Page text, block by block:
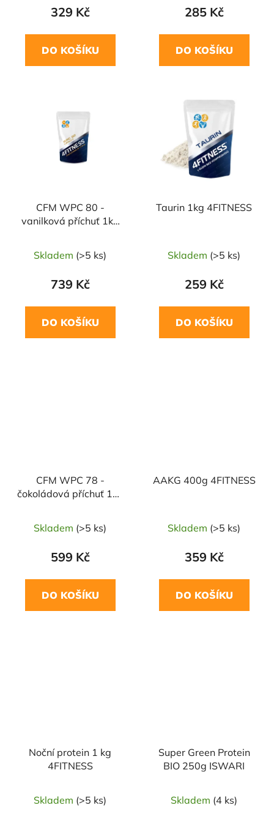
329 Kč
DO KOŠÍKU
285 Kč
DO KOŠÍKU
CFM WPC 80 -
vanilková příchuť 1kg
Skladem (>5 ks)
739 Kč
DO KOŠÍKU
Taurin 1kg 4FITNESS
Skladem (>5 ks)
259 Kč
DO KOŠÍKU
CFM WPC 78 -
čokoládová příchuť 1kg
Skladem (>5 ks)
599 Kč
DO KOŠÍKU
AAKG 400g 4FITNESS
Skladem (>5 ks)
359 Kč
DO KOŠÍKU
Noční protein 1 kg
4FITNESS
Skladem (>5 ks)
Super Green Protein
BIO 250g ISWARI
Skladem (4 ks)